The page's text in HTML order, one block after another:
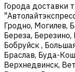
Города доставки
Гродно, Могилев,
Береза,
Бобруйск ,
Браслав, Буда-
Верхнедвинск,